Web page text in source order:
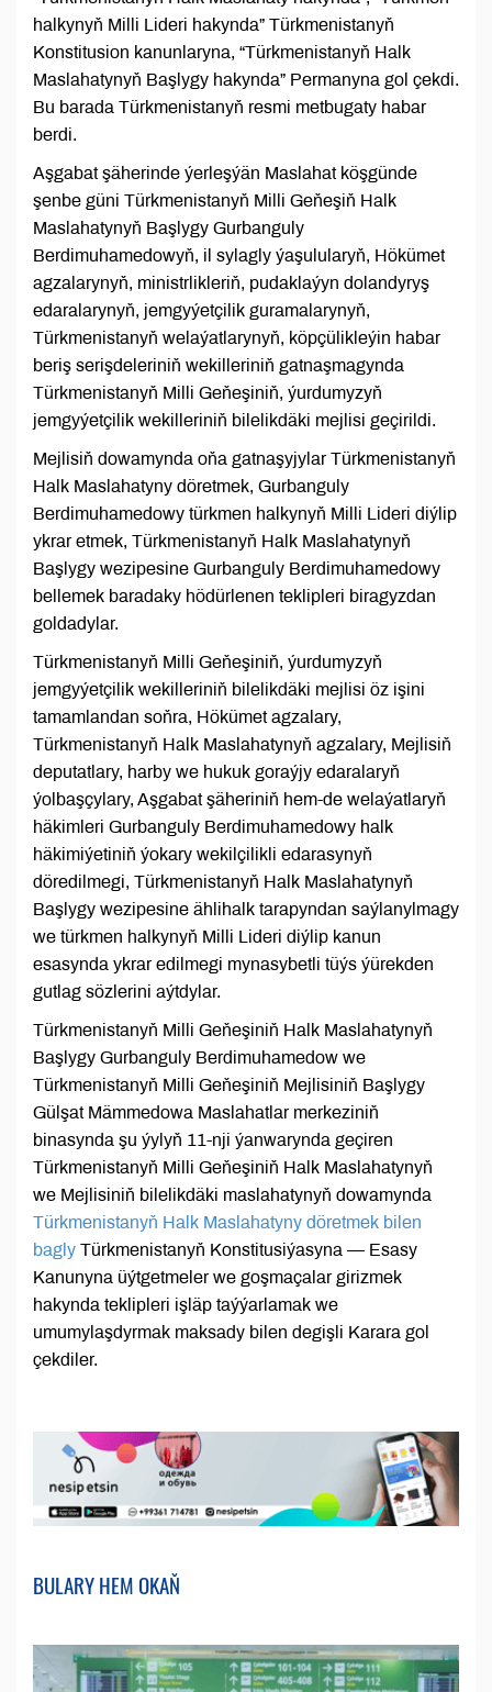
halkynyň Milli Lideri hakynda” Türkmenistanyň
Konstitusion kanunlaryna, “Türkmenistanyň Halk
Maslahatynyň Başlygy hakynda” Permanyna gol çekdi.
Bu barada Türkmenistanyň resmi metbugaty habar
berdi.
Aşgabat şäherinde ýerleşýän Maslahat köşgünde
şenbe güni Türkmenistanyň Milli Geňeşiň Halk
Maslahatynyň Başlygy Gurbanguly
Berdimuhamedowyň, il sylagly ýaşulularyň, Hökümet
agzalarynyň, ministrlikleriň, pudaklaýyn dolandyryş
edaralarynyň, jemgyýetçilik guramalarynyň,
Türkmenistanyň welaýatlarynyň, köpçülikleýin habar
beriş serişdeleriniň wekilleriniň gatnaşmagynda
Türkmenistanyň Milli Geňeşiniň, ýurdumyzyň
jemgyýetçilik wekilleriniň bilelikdäki mejlisi geçirildi.
Mejlisiň dowamynda oňa gatnaşyjylar Türkmenistanyň
Halk Maslahatyny döretmek, Gurbanguly
Berdimuhamedowy türkmen halkynyň Milli Lideri diýlip
ykrar etmek, Türkmenistanyň Halk Maslahatynyň
Başlygy wezipesine Gurbanguly Berdimuhamedowy
bellemek baradaky hödürlenen teklipleri biragyzdan
goldadylar.
Türkmenistanyň Milli Geňeşiniň, ýurdumyzyň
jemgyýetçilik wekilleriniň bilelikdäki mejlisi öz işini
tamamlandan soňra, Hökümet agzalary,
Türkmenistanyň Halk Maslahatynyň agzalary, Mejlisiň
deputatlary, harby we hukuk goraýjy edaralaryň
ýolbaşçylary, Aşgabat şäheriniň hem-de welaýatlaryň
häkimleri Gurbanguly Berdimuhamedowy halk
häkimiýetiniň ýokary wekilçilikli edarasynyň
döredilmegi, Türkmenistanyň Halk Maslahatynyň
Başlygy wezipesine ählihalk tarapyndan saýlanylmagy
we türkmen halkynyň Milli Lideri diýlip kanun
esasynda ykrar edilmegi mynasybetli tüýs ýürekden
gutlag sözlerini aýtdylar.
Türkmenistanyň Milli Geňeşiniň Halk Maslahatynyň
Başlygy Gurbanguly Berdimuhamedow we
Türkmenistanyň Milli Geňeşiniň Mejlisiniň Başlygy
Gülşat Mämmedowa Maslahatlar merkeziniň
binasynda şu ýylyň 11-nji ýanwarynda geçiren
Türkmenistanyň Milli Geňeşiniň Halk Maslahatynyň
we Mejlisiniň bilelikdäki maslahatynyň dowamynda
Türkmenistanyň Halk Maslahatyny döretmek bilen
bagly Türkmenistanyň Konstitusiýasyna — Esasy
Kanunyna üýtgetmeler we goşmaçalar girizmek
hakynda teklipleri işläp taýýarlamak we
umumylaşdyrmak maksady bilen degişli Karara gol
çekdiler.
BULARY HEM OKAŇ